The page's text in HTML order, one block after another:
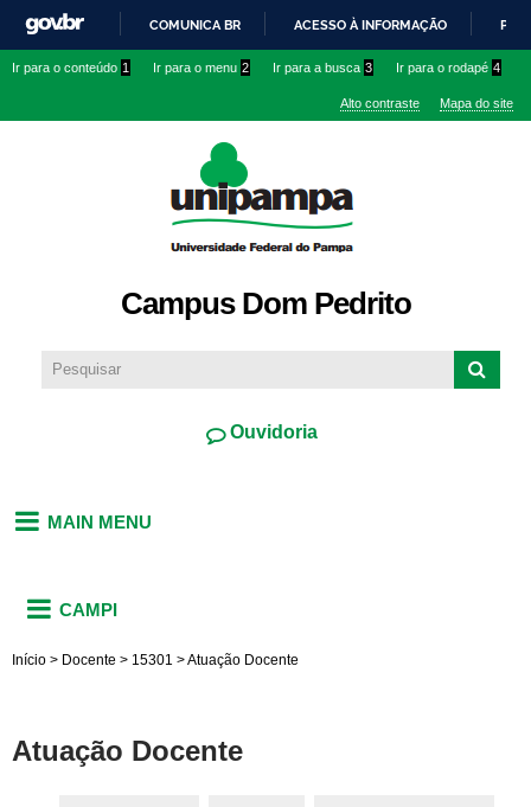
conteúdo
IR
O
COMUNICA BR ACESSO À INFORMAÇÃO
Ir para o conteúdo 1 Ir para o menu 2 Ir para a busca 3 Ir para o rodapé 4
Alto contraste Mapa do site
Campus Dom Pedrito
Ouvidoria
MAIN MENU
CAMPI
Início > Docente > 15301 >Atuação Docente
Atuação Docente